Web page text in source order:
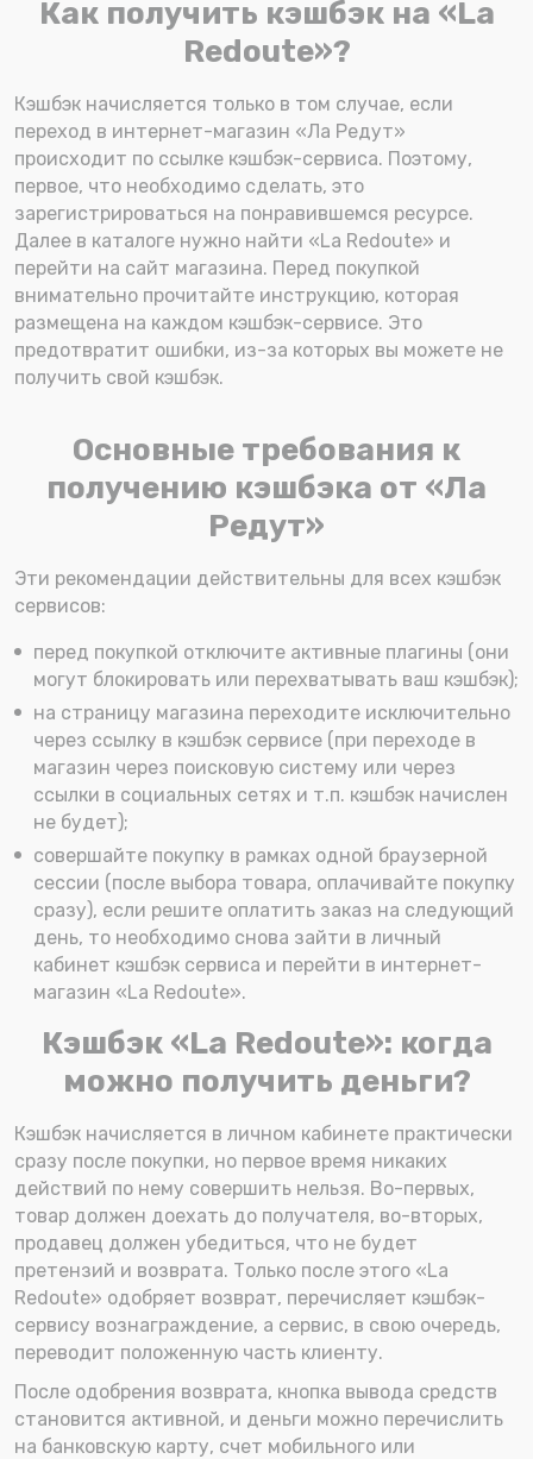
Как получить кэшбэк на «La
Redoute»?
Кэшбэк начисляется только в том случае, если
переход в интернет-магазин «Ла Редут»
происходит по ссылке кэшбэк-сервиса. Поэтому,
первое, что необходимо сделать, это
зарегистрироваться на понравившемся ресурсе.
Далее в каталоге нужно найти «La Redoute» и
перейти на сайт магазина. Перед покупкой
внимательно прочитайте инструкцию, которая
размещена на каждом кэшбэк-сервисе. Это
предотвратит ошибки, из-за которых вы можете не
получить свой кэшбэк.
Основные требования к
получению кэшбэка от «Ла
Редут»
Эти рекомендации действительны для всех кэшбэк
сервисов:
перед покупкой отключите активные плагины (они
могут блокировать или перехватывать ваш кэшбэк);
на страницу магазина переходите исключительно
через ссылку в кэшбэк сервисе (при переходе в
магазин через поисковую систему или через
ссылки в социальных сетях и т.п. кэшбэк начислен
не будет);
совершайте покупку в рамках одной браузерной
сессии (после выбора товара, оплачивайте покупку
сразу), если решите оплатить заказ на следующий
день, то необходимо снова зайти в личный
кабинет кэшбэк сервиса и перейти в интернет-
магазин «La Redoute».
Кэшбэк «La Redoute»: когда
можно получить деньги?
Кэшбэк начисляется в личном кабинете практически
сразу после покупки, но первое время никаких
действий по нему совершить нельзя. Во-первых,
товар должен доехать до получателя, во-вторых,
продавец должен убедиться, что не будет
претензий и возврата. Только после этого «La
Redoute» одобряет возврат, перечисляет кэшбэк-
сервису вознаграждение, а сервис, в свою очередь,
переводит положенную часть клиенту.
После одобрения возврата, кнопка вывода средств
становится активной, и деньги можно перечислить
на банковскую карту, счет мобильного или